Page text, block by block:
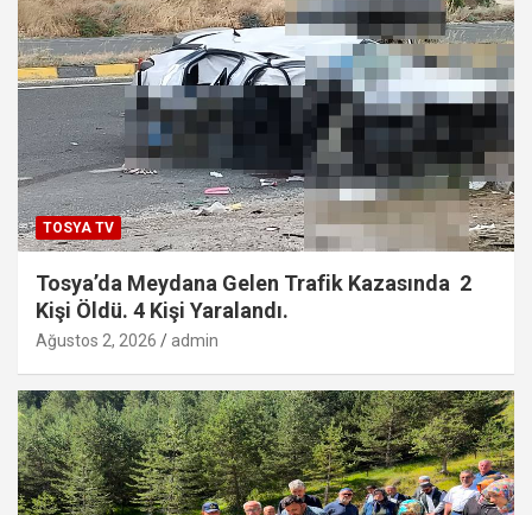
TOSYA TV
Tosya’da Meydana Gelen Trafik Kazasında 2
Kişi Öldü. 4 Kişi Yaralandı.
Ağustos 2, 2026 admin